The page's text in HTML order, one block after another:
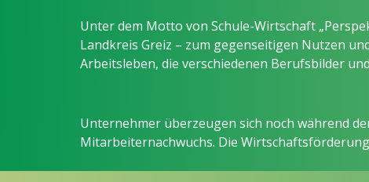
Unter dem Motto von Schule-Wirtschaft
Landkreis Greiz – zum gegenseitigen Nutzen
Arbeitsleben, die verschiedenen Berufsbilder
Unternehmer überzeugen sich noch während
Mitarbeiternachwuchs. Die